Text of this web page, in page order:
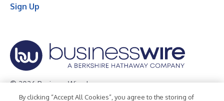
Sign Up
© 2026 Business Wire, Inc.
By clicking “Accept All Cookies”, you agree to the storing of